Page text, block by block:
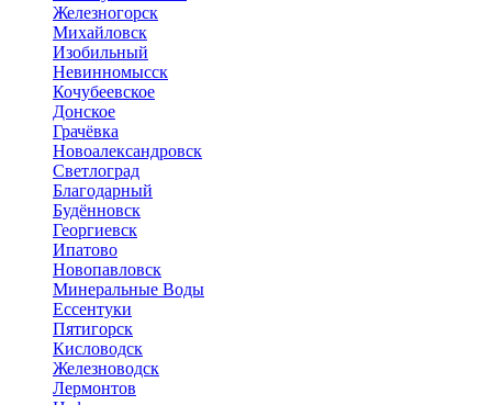
Железногорск
Михайловск
Изобильный
Невинномысск
Кочубеевское
Донское
Грачёвка
Новоалександровск
Светлоград
Благодарный
Будённовск
Георгиевск
Ипатово
Новопавловск
Минеральные Воды
Ессентуки
Пятигорск
Кисловодск
Железноводск
Лермонтов